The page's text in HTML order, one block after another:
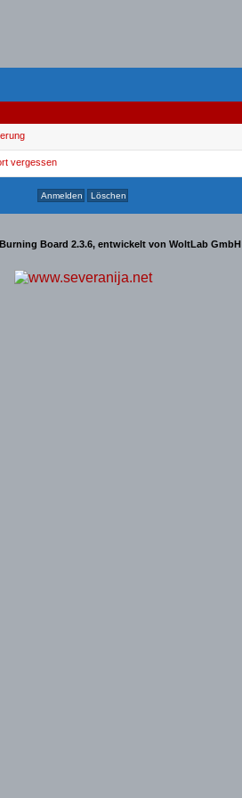
vergessen
Burning Board 2.3.6, entwickelt von WoltLab GmbH